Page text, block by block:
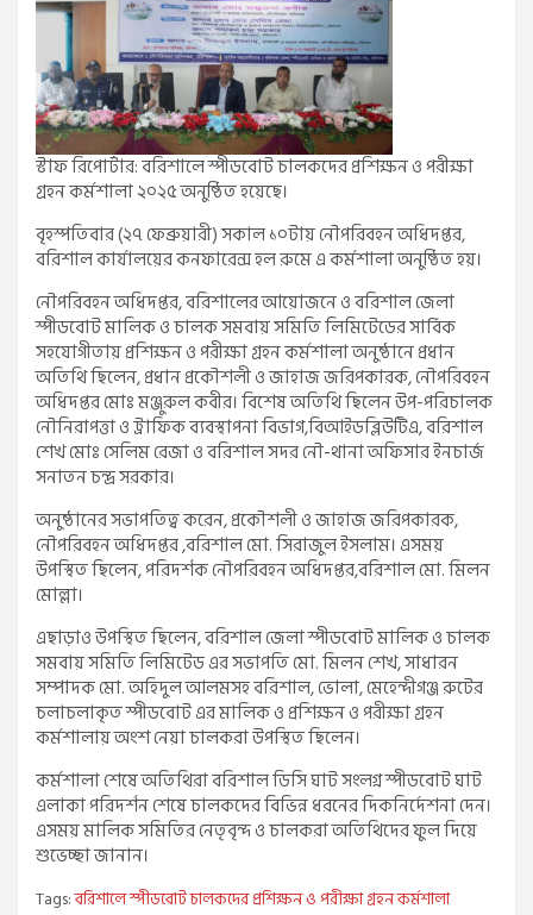
স্টাফ রিপোর্টার: বরিশালে স্পীডবোট চালকদের প্রশিক্ষন ও পরীক্ষা
গ্রহন কর্মশালা ২০২৫ অনুষ্ঠিত হয়েছে।
বৃহস্পতিবার (২৭ ফেব্রুয়ারী) সকাল ১০টায় নৌপরিবহন অধিদপ্তর,
বরিশাল কার্যালয়ের কনফারেন্স হল রুমে এ কর্মশালা অনুষ্ঠিত হয়।
নৌপরিবহন অধিদপ্তর, বরিশালের আয়োজনে ও বরিশাল জেলা
স্পীডবোট মালিক ও চালক সমবায় সমিতি লিমিটেডের সার্বিক
সহযোগীতায় প্রশিক্ষন ও পরীক্ষা গ্রহন কর্মশালা অনুষ্ঠানে প্রধান
অতিথি ছিলেন, প্রধান প্রকৌশলী ও জাহাজ জরিপকারক, নৌপরিবহন
অধিদপ্তর মোঃ মঞ্জুরুল কবীর। বিশেষ অতিথি ছিলেন উপ-পরিচালক
নৌনিরাপত্তা ও ট্রাফিক ব্যবস্থাপনা বিভাগ,বিআইডব্লিউটিএ, বরিশাল
শেখ মোঃ সেলিম রেজা ও বরিশাল সদর নৌ-থানা অফিসার ইনচার্জ
সনাতন চন্দ্র সরকার।
অনুষ্ঠানের সভাপতিত্ব করেন, প্রকৌশলী ও জাহাজ জরিপকারক,
নৌপরিবহন অধিদপ্তর ,বরিশাল মো. সিরাজুল ইসলাম। এসময়
উপস্থিত ছিলেন, পরিদর্শক নৌপরিবহন অধিদপ্তর,বরিশাল মো. মিলন
মোল্লা।
এছাড়াও উপস্থিত ছিলেন, বরিশাল জেলা স্পীডবোট মালিক ও চালক
সমবায় সমিতি লিমিটেড এর সভাপতি মো. মিলন শেখ, সাধারন
সম্পাদক মো. অহিদুল আলমসহ বরিশাল, ভোলা, মেহেন্দীগঞ্জ রুটের
চলাচলাকৃত স্পীডবোট এর মালিক ও প্রশিক্ষন ও পরীক্ষা গ্রহন
কর্মশালায় অংশ নেয়া চালকরা উপস্থিত ছিলেন।
কর্মশালা শেষে অতিথিরা বরিশাল ডিসি ঘাট সংলগ্ন স্পীডবোট ঘাট
এলাকা পরিদর্শন শেষে চালকদের বিভিন্ন ধরনের দিকনির্দেশনা দেন।
এসময় মালিক সমিতির নেতৃবৃন্দ ও চালকরা অতিথিদের ফুল দিয়ে
শুভেচ্ছা জানান।
Tags:বরিশালে স্পীডবোট চালকদের প্রশিক্ষন ও পরীক্ষা গ্রহন কর্মশালা